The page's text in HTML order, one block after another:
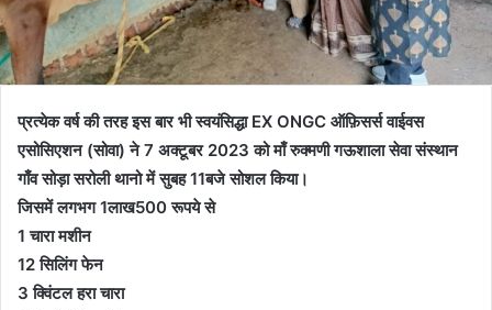
प्रत्येक वर्ष की तरह इस बार भी स्वयंसिद्धा EX ONGC ऑफ़िसर्स वाईवस
एसोसिएशन (सोवा) ने 7 अक्टूबर 2023 को माँ रुक्मणी गऊशाला सेवा संस्थान
गाँव सोड़ा सरोली थानो में सुबह 11बजे सोशल किया।
जिसमें लगभग 1लाख500 रूपये से
1 चारा मशीन
12 सिलिंग फेन
3 क्विंटल हरा चारा